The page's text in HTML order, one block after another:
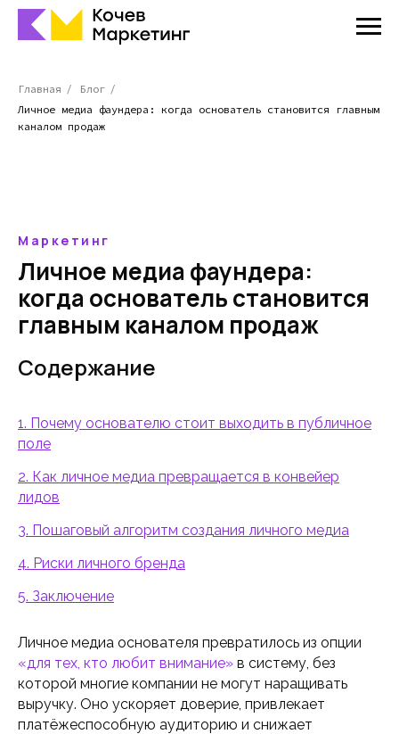
Главная / Блог /
Личное медиа фаундера: когда основатель становится главным
каналом продаж
Маркетинг
Личное медиа фаундера:
когда основатель становится
главным каналом продаж
Содержание
1. Почему основателю стоит выходить в публичное
поле
2. Как личное медиа превращается в конвейер
лидов
3. Пошаговый алгоритм создания личного медиа
4. Риски личного бренда
5. Заключение
Личное медиа основателя превратилось из опции
«для тех, кто любит внимание» в систему, без
которой многие компании не могут наращивать
выручку. Оно ускоряет доверие, привлекает
платёжеспособную аудиторию и снижает